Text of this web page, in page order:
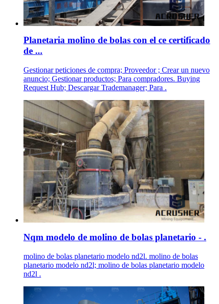
Planetaria molino de bolas con el ce certificado
de ...
Gestionar peticiones de compra; Proveedor ; Crear un nuevo
anuncio; Gestionar productos; Para compradores. Buying
Request Hub; Descargar Trademanager; Para .
Nqm modelo de molino de bolas planetario - .
molino de bolas planetario modelo nd2l. molino de bolas
planetario modelo nd2l; molino de bolas planetario modelo
nd2l .